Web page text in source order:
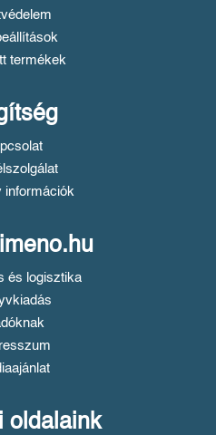
termékek
információk
és logisztika
oldalaink